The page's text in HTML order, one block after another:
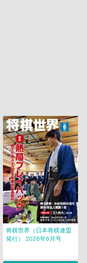
将棋世界（日本将棋連盟
発行） 2026年6月号